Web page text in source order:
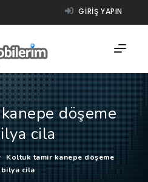
GIRIŞ YAPIN
döşeme
cila
Koltuk tamir kanepe döşeme
cila